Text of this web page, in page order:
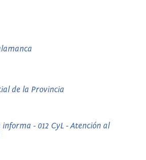
de la Provincia
- 012 CyL - Atención al